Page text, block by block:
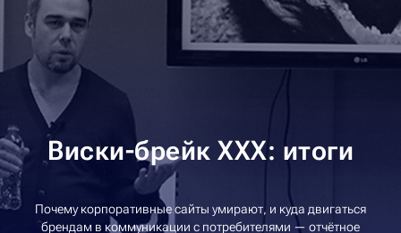
Виски-брейк XXX: итоги
Почему корпоративные сайты умирают, и куда двигаться
брендам в коммуникации с потребителями — отчётное